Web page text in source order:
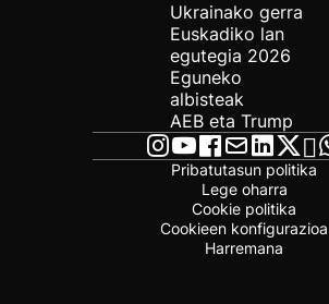
Ukrainako gerra
Euskadiko lan
egutegia 2026
Eguneko
albisteak
AEB eta Trump
Pribatutasun politika
Lege oharra
Cookie politika
Cookieen konfigurazioa
Harremana